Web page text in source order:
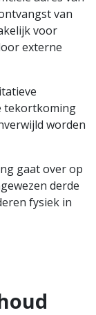
van
voor
externe
tekortkoming
worden
gaat over op
derde
fysiek in